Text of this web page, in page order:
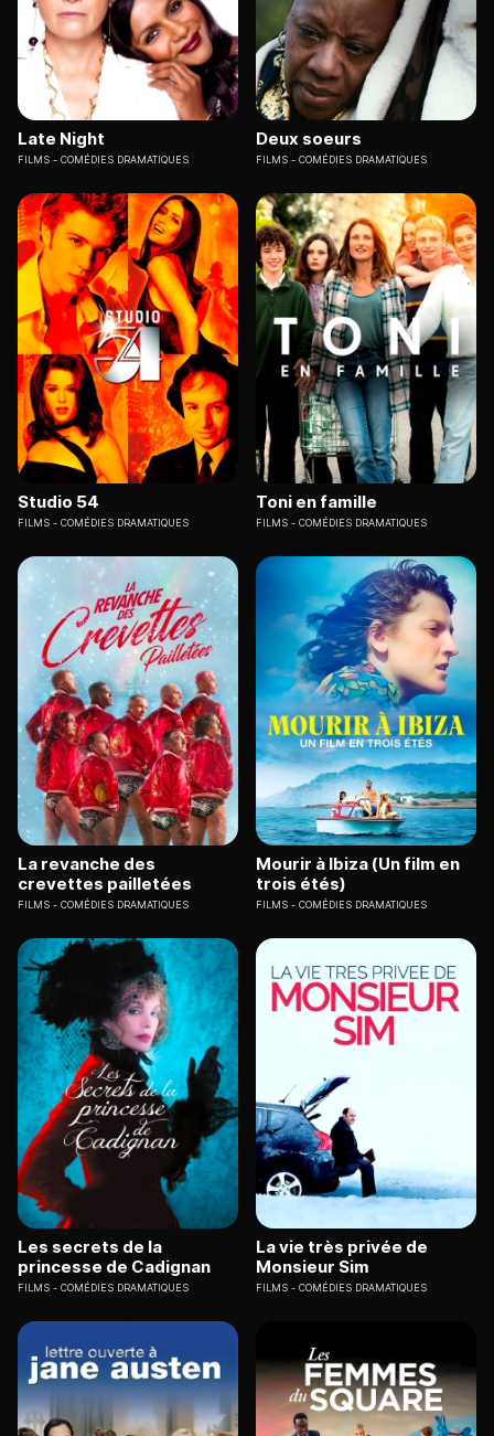
Late Night
FILMS COMÉDIES DRAMATIQUES
Deux soeurs
FILMS COMÉDIES DRAMATIQUES
Studio 54
FILMS COMÉDIES DRAMATIQUES
Toni en famille
FILMS COMÉDIES DRAMATIQUES
La revanche des
crevettes pailletées
FILMS COMÉDIES DRAMATIQUES
Mourir à Ibiza (Un film en
trois étés)
FILMS COMÉDIES DRAMATIQUES
Les secrets de la
princesse de Cadignan
FILMS COMÉDIES DRAMATIQUES
La vie très privée de
Monsieur Sim
FILMS COMÉDIES DRAMATIQUES